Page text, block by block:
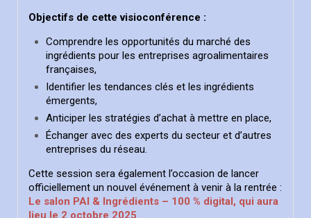
Objectifs de cette visioconférence :
Comprendre les opportunités du marché des
ingrédients pour les entreprises agroalimentaires
françaises,
Identifier les tendances clés et les ingrédients
émergents,
Anticiper les stratégies d’achat à mettre en place,
Échanger avec des experts du secteur et d’autres
entreprises du réseau.
Cette session sera également l’occasion de lancer
officiellement un nouvel événement à venir à la rentrée :
Le salon PAI & Ingrédients – 100 % digital, qui aura
lieu le 2 octobre 2025